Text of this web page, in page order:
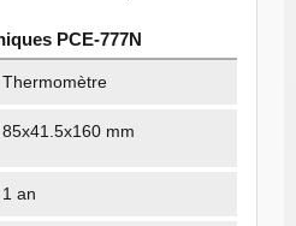
PCE-777N
Thermomètre
85x41.5x160 mm
1 an